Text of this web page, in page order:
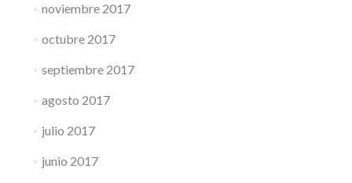
noviembre 2017
octubre 2017
septiembre 2017
agosto 2017
julio 2017
junio 2017